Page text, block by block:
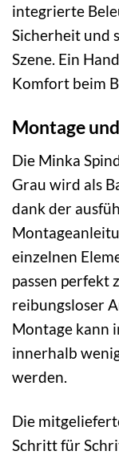
integrierte
Sicherheit und
Szene. Ein
Komfort beim
Montage
Die Minka
Grau wird als
dank der
einzelnen
passen perfekt
reibungsloser
Montage kann
innerhalb
werden.
Die
Schritt für